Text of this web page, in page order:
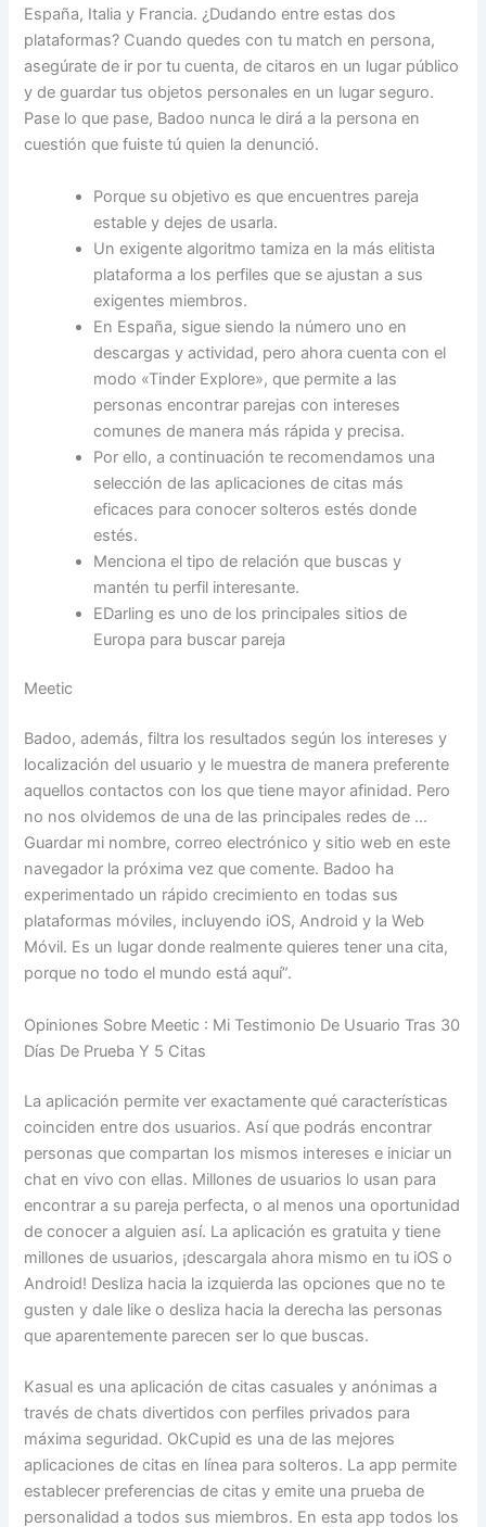
España, Italia y Francia. ¿Dudando entre estas dos
plataformas? Cuando quedes con tu match en persona,
asegúrate de ir por tu cuenta, de citaros en un lugar público
y de guardar tus objetos personales en un lugar seguro.
Pase lo que pase, Badoo nunca le dirá a la persona en
cuestión que fuiste tú quien la denunció.
Porque su objetivo es que encuentres pareja
estable y dejes de usarla.
Un exigente algoritmo tamiza en la más elitista
plataforma a los perfiles que se ajustan a sus
exigentes miembros.
En España, sigue siendo la número uno en
descargas y actividad, pero ahora cuenta con el
modo «Tinder Explore», que permite a las
personas encontrar parejas con intereses
comunes de manera más rápida y precisa.
Por ello, a continuación te recomendamos una
selección de las aplicaciones de citas más
eficaces para conocer solteros estés donde
estés.
Menciona el tipo de relación que buscas y
mantén tu perfil interesante.
EDarling es uno de los principales sitios de
Europa para buscar pareja
Meetic
Badoo, además, filtra los resultados según los intereses y
localización del usuario y le muestra de manera preferente
aquellos contactos con los que tiene mayor afinidad. Pero
no nos olvidemos de una de las principales redes de …
Guardar mi nombre, correo electrónico y sitio web en este
navegador la próxima vez que comente. Badoo ha
experimentado un rápido crecimiento en todas sus
plataformas móviles, incluyendo iOS, Android y la Web
Móvil. Es un lugar donde realmente quieres tener una cita,
porque no todo el mundo está aquí”.
Opiniones Sobre Meetic : Mi Testimonio De Usuario Tras 30
Días De Prueba Y 5 Citas
La aplicación permite ver exactamente qué características
coinciden entre dos usuarios. Así que podrás encontrar
personas que compartan los mismos intereses e iniciar un
chat en vivo con ellas. Millones de usuarios lo usan para
encontrar a su pareja perfecta, o al menos una oportunidad
de conocer a alguien así. La aplicación es gratuita y tiene
millones de usuarios, ¡descargala ahora mismo en tu iOS o
Android! Desliza hacia la izquierda las opciones que no te
gusten y dale like o desliza hacia la derecha las personas
que aparentemente parecen ser lo que buscas.
Kasual es una aplicación de citas casuales y anónimas a
través de chats divertidos con perfiles privados para
máxima seguridad. OkCupid es una de las mejores
aplicaciones de citas en línea para solteros. La app permite
establecer preferencias de citas y emite una prueba de
personalidad a todos sus miembros. En esta app todos los